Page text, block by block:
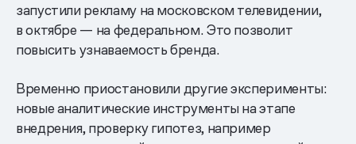
запустили рекламу на московском телевидении,
в октябре — на федеральном. Это позволит
повысить узнаваемость бренда.
Временно приостановили другие эксперименты:
новые аналитические инструменты на этапе
внедрения, проверку гипотез, например